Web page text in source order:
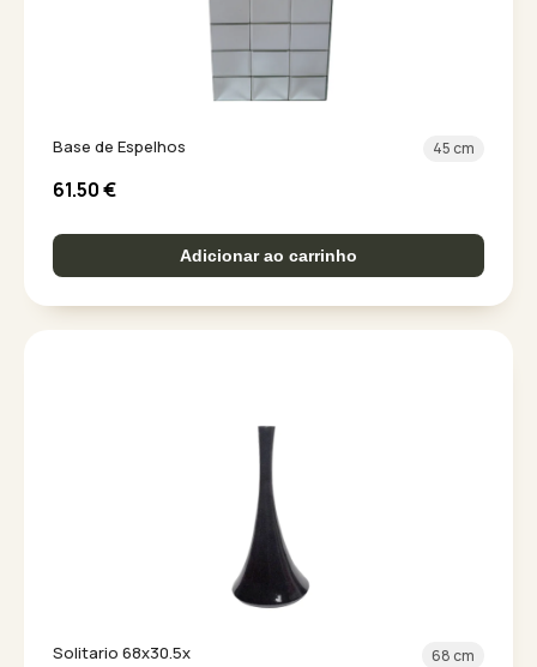
Base de Espelhos 45 cm
61.50€
Adicionar ao carrinho
Solitario 68x30.5x 68 cm